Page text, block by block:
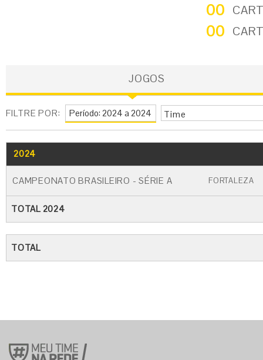
00
00
JOGOS
FILTRE POR: Time
2024
CAMPEONATO BRASILEIRO - SÉRIE A FORTALEZA
TOTAL 2024
TOTAL